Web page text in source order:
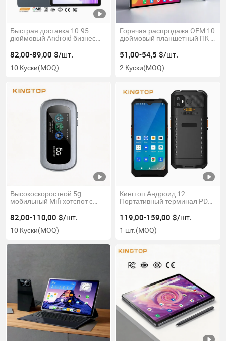
Быстрая доставка 10.95
дюймовый Android бизнес
новый планшет ПК
82,00-89,00 $/шт.
10 Куски(MOQ)
Горячая распродажа OEM 10
дюймовый планшетный ПК с
клавиатуры Android 11
4GB+64GB Планшет с
сенсорным экраном для
51,00-54,5 $/шт.
2 Куски(MOQ)
Высокоскоростной 5g
мобильный Mifi хотспот с
4400mAh длительным
временем работы от
батареи
82,00-110,00 $/шт.
10 Куски(MOQ)
Кингтоп Андроид 12
Портативный терминал PDA
полноэкранный PDA
119,00-159,00 $/шт.
1 шт.(MOQ)